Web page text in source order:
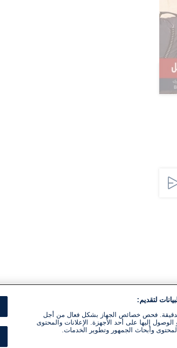
لتقديم:
الدقيقة. فحص خصائص الجهاز بشكل فعال من أجل
إليها على أحد الأجهزة. الإعلانات والمحتوى
وأبحاث الجمهور وتطوير الخدمات.